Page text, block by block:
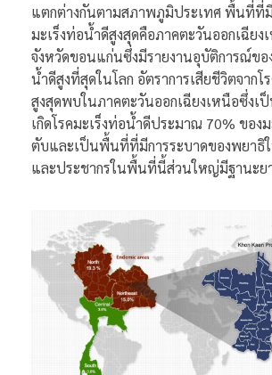
แตกต่างกันตามสภาพภูมิประเทศ พื้นที่ที่มี
มะเร็งท่อน้ำดีสูงสุดคือภาคตะวันออกเฉียง
จังหวัดขอนแก่นซึ่งมีรายงานอุบัติการณ์ขอ
น้ำดีสูงที่สุดในโลก อัตราการเสียชีวิตจากโ
สูงสุดพบในภาคตะวันออกเฉียงเหนือซึ่ง
เกิดโรคมะเร็งท่อน้ำดีประมาณ 70% ของ
ตับและเป็นพื้นที่ที่มีการระบาดของพยาธิ
และประชากรในพื้นที่นี้ส่วนใหญ่มีฐานะย